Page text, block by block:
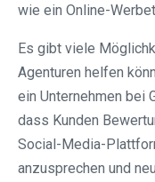
wie ein Online-
Es gibt viele
Agenturen helfen
ein Unternehmen bei
dass Kunden
Social-Media-
anzusprechen und